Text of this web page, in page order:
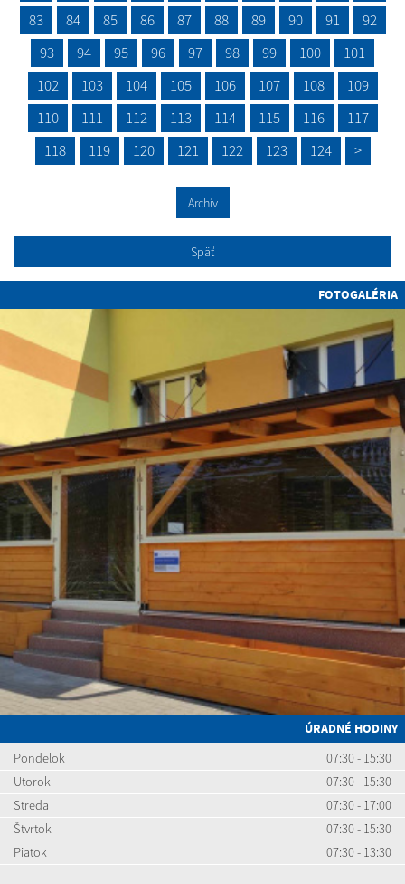
83 84 85 86 87 88 89 90 91
92
93
94 95 96 97 98 99 100
101
102
103 104 105 106 107 108
109
110
111 112 113 114 115 116
117
118
119 120 121 122 123 124 >
Archív
Späť
FOTOGALÉRIA
ÚRADNÉ HODINY
Pondelok
07:30 - 15:30
Utorok
07:30 - 15:30
Streda
07:30 - 17:00
Štvrtok
07:30 - 15:30
Piatok
07:30 - 13:30